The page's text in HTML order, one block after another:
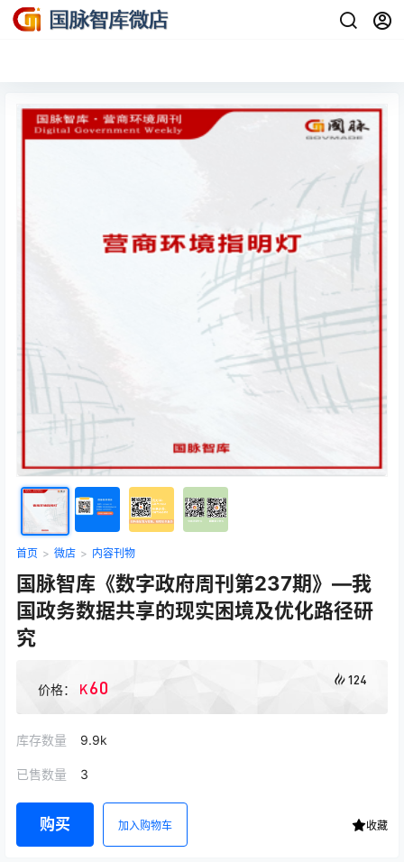
首页 > 微店 > 内容刊物
国脉智库《数字政府周刊第237期》—我
国政务数据共享的现实困境及优化路径研
究
价格： K60 124
库存数量 9.9k
已售数量 3
购买 加入购物车 收藏